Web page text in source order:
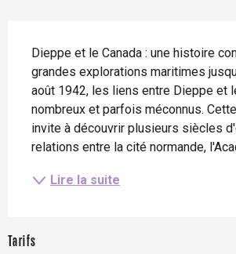
Dieppe et le Canada : une histoire
grandes explorations maritimes
août 1942, les liens entre Dieppe et
nombreux et parfois méconnus.
invite à découvrir plusieurs siècles
relations entre la cité normande,
Lire la suite
Tarifs